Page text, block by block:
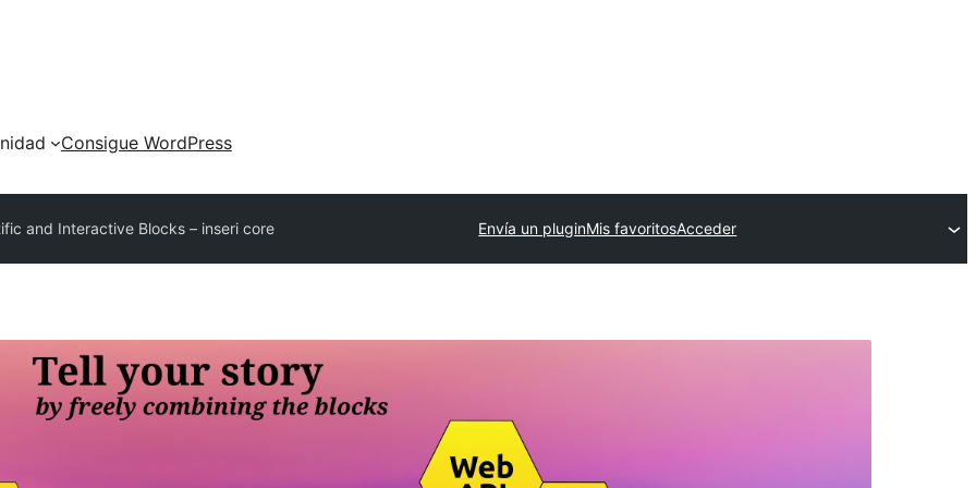
Consigue WordPress
and Interactive Blocks – inseri core Envía un pluginMis favoritosAcceder